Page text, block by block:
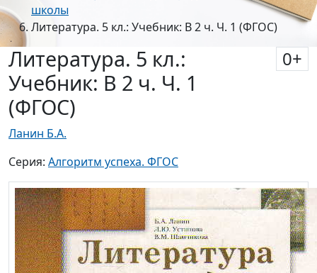
школы
Литература. 5 кл.: Учебник: В 2 ч. Ч. 1 (ФГОС)
Литература. 5 кл.:
Учебник: В 2 ч. Ч. 1
(ФГОС)
0+
Ланин Б.А.
Серия: Алгоритм успеха. ФГОС